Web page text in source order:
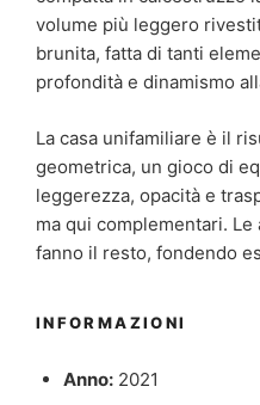
volume più leggero
brunita, fatta di tanti
profondità e dinamismo
La casa unifamiliare è il
geometrica, un gioco di
leggerezza, opacità e
ma qui complementari.
fanno il resto, fondendo
INFORMAZIONI
Anno:2021